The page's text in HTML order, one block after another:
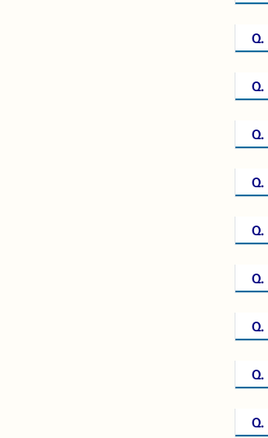
Q.
Q.
Q.
Q.
Q.
Q.
Q.
Q.
Q.